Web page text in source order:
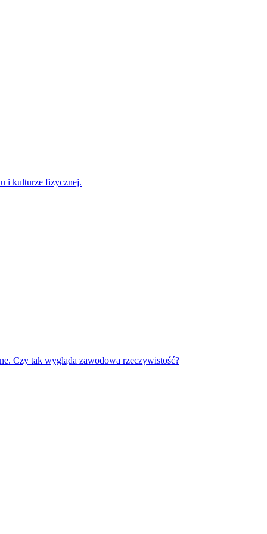
i kulturze fizycznej.
Czy tak wygląda zawodowa rzeczywistość?